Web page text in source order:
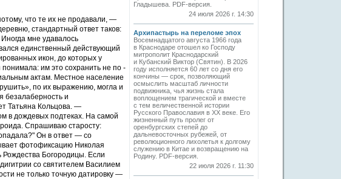
что те их не продавали, —
стандартный ответ таков:
мне удавалось
единственный действующий
икон, до которых у
понимала: им это сохранить не по
актам. Местное население
по их выражению, могла и
безалаберность и
Татьяна Кольцова. —
в дождевых подтеках. На самой
Спрашиваю старосту:
Он в ответ — со
фотофиксацию Николая
Богородицы. Если
со святителем Василием
не только точную датировку —
Гладышева. PDF-версия.
24 июля 2026 г. 14:30
Архипастырь на переломе эпох
Восемнадцатого августа 1966 года
в Краснодаре отошел ко Господу
митрополит Краснодарский
и Кубанский Виктор (Святин). В 2026
году исполняется 60 лет со дня его
кончины — срок, позволяющий
осмыслить масштаб личности
подвижника, чья жизнь стала
воплощением трагической и вместе
с тем величественной истории
Русского Православия в XX веке. Его
жизненный путь пролег от
оренбургских степей до
дальневосточных рубежей, от
революционного лихолетья к долгому
служению в Китае и возвращению на
Родину. PDF-версия.
22 июля 2026 г. 11:30